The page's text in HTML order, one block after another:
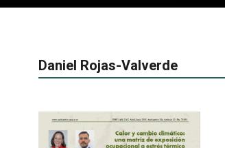
Daniel Rojas-Valverde